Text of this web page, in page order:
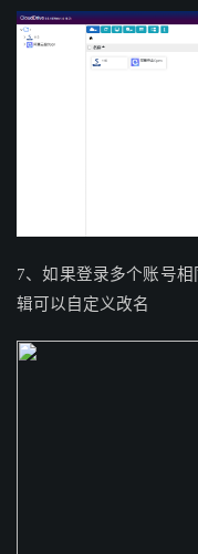
7、如果登录多个账号
辑可以自定义改名